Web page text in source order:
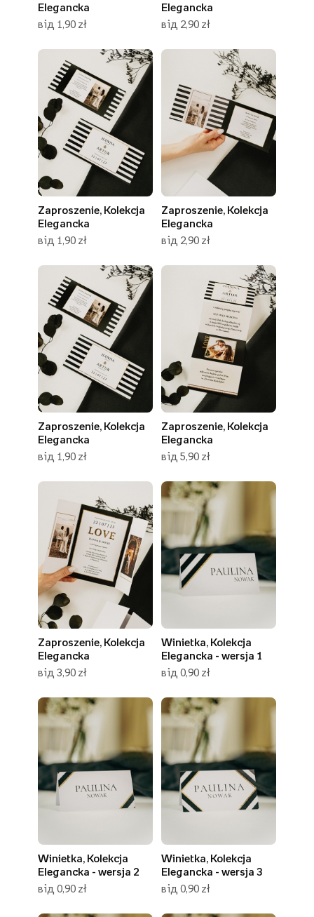
Elegancka
від 1,90 zł
Elegancka
від 2,90 zł
Zaproszenie, Kolekcja
Elegancka
від 1,90 zł
Zaproszenie, Kolekcja
Elegancka
від 2,90 zł
Zaproszenie, Kolekcja
Elegancka
від 1,90 zł
Zaproszenie, Kolekcja
Elegancka
від 5,90 zł
Zaproszenie, Kolekcja
Elegancka
від 3,90 zł
Winietka, Kolekcja
Elegancka - wersja 1
від 0,90 zł
Winietka, Kolekcja
Elegancka - wersja 2
від 0,90 zł
Winietka, Kolekcja
Elegancka - wersja 3
від 0,90 zł